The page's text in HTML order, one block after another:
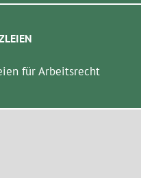
für Arbeitsrecht